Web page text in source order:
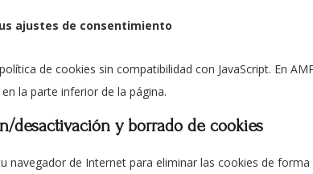
ajustes de consentimiento
de cookies sin compatibilidad con JavaScript. En
la parte inferior de la página.
desactivación y borrado de cookies
navegador de Internet para eliminar las cookies de